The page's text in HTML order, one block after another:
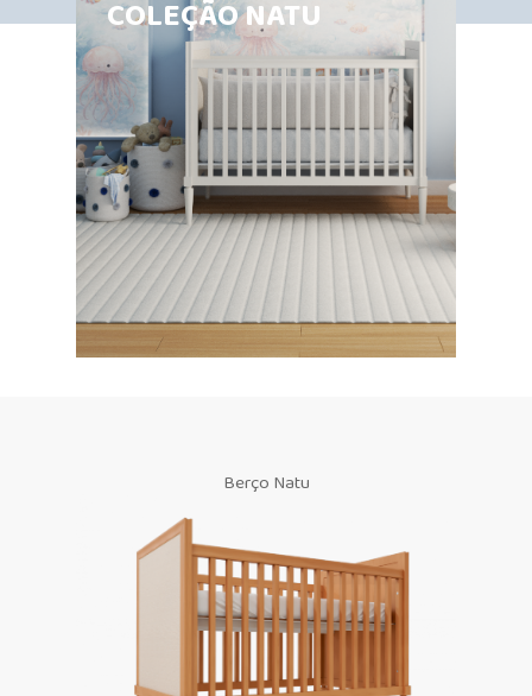
COLEÇÃO NATU
Berço Natu